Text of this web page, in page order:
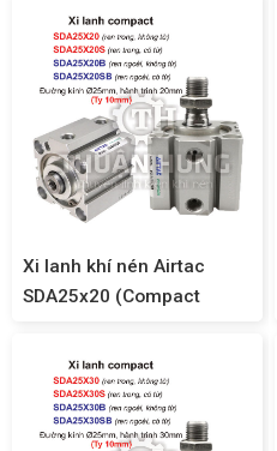
Xi lanh khí nén Airtac
SDA25x20 (Compact